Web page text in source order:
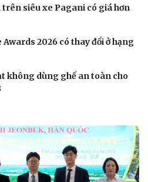
siêu xe Pagani có giá hơn
2026 có thay đổi ở hạng
không dùng ghế an toàn cho